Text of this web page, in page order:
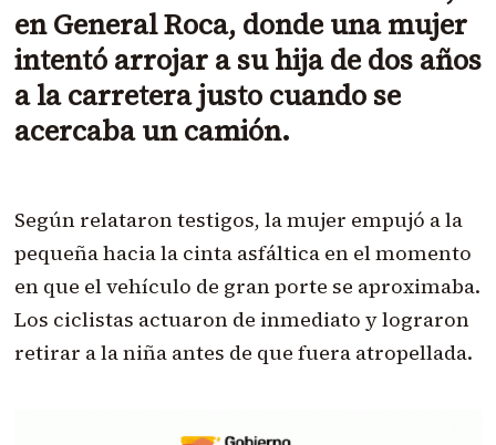
en General Roca, donde una mujer
intentó arrojar a su hija de dos años
a la carretera justo cuando se
acercaba un camión.
Según relataron testigos, la mujer empujó a la
pequeña hacia la cinta asfáltica en el momento
en que el vehículo de gran porte se aproximaba.
Los ciclistas actuaron de inmediato y lograron
retirar a la niña antes de que fuera atropellada.